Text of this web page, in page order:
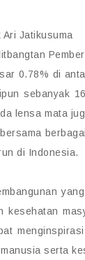
Ari Jatikusuma
0.78% di
sebanyak
lensa mata
di Indonesia.
kesehatan
serta